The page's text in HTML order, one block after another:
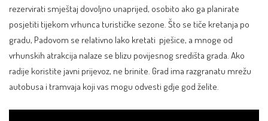
rezervirati smještaj dovoljno unaprijed, osobito ako ga planirate
posjetiti tijekom vrhunca turističke sezone. Što se tiče kretanja po
gradu, Padovom se relativno lako kretati pješice, a mnoge od
vrhunskih atrakcija nalaze se blizu povijesnog središta grada. Ako
radije koristite javni prijevoz, ne brinite. Grad ima razgranatu mrežu
autobusa i tramvaja koji vas mogu odvesti gdje god želite.